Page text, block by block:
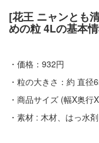
[花王 ニャンとも
めの粒 4Lの基本
・価格：932円
・粒の大きさ：約 直径
・商品サイズ (幅X奥
・素材 : 木材、はっ水